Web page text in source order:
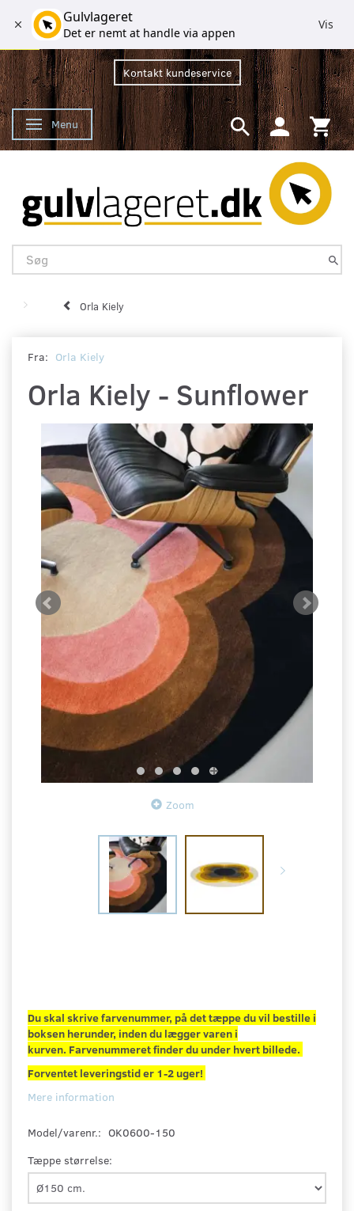
Kontakt kundeservice
Skifte navigation
Menu
Orla Kiely
Fra: Orla Kiely
Orla Kiely - Sunflower
Zoom
Du skal skrive farvenummer, på det tæppe du vil bestille i
boksen herunder, inden du lægger varen i
kurven. Farvenummeret finder du under hvert billede.
Forventet leveringstid er 1-2 uger!
Mere information
Model/varenr.: OK0600-150
Tæppe størrelse:
Gulvlageret
Det er nemt at handle via appen
Vis